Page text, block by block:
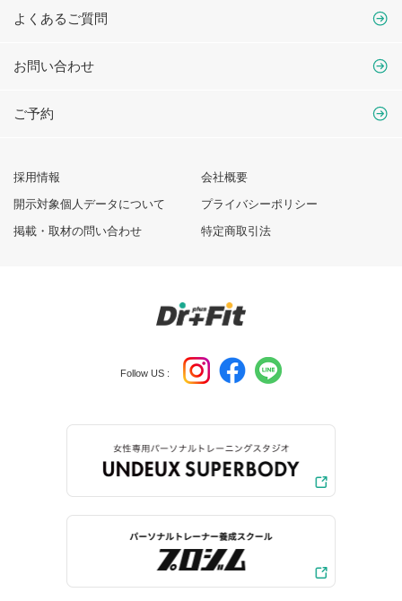
よくあるご質問
お問い合わせ
ご予約
採用情報
会社概要
開示対象個人データについて
プライバシーポリシー
掲載・取材の問い合わせ
特定商取引法
Follow US :